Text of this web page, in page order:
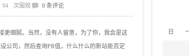
94 次围观 0 条评论
更细腻。当然，没有人留意，为了你，我会是这
公司，然后查询PR值，什么什么的新站能否定
日